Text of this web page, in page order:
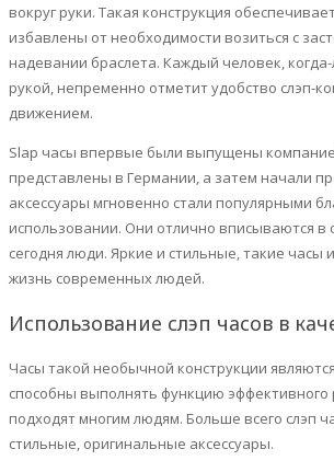
вокруг руки. Такая конструкция
избавлены от необходимости возиться с
надевании браслета. Каждый человек,
рукой, непременно отметит удобство слэп-
движением.
Slap часы впервые были выпущены
представлены в Германии, а затем начали
аксессуары мгновенно стали популярными
использовании. Они отлично вписываются
сегодня люди. Яркие и стильные, такие
жизнь современных людей.
Использование слэп часов в
Часы такой необычной конструкции
способны выполнять функцию
подходят многим людям. Больше всего слэп
стильные, оригинальные аксессуары.